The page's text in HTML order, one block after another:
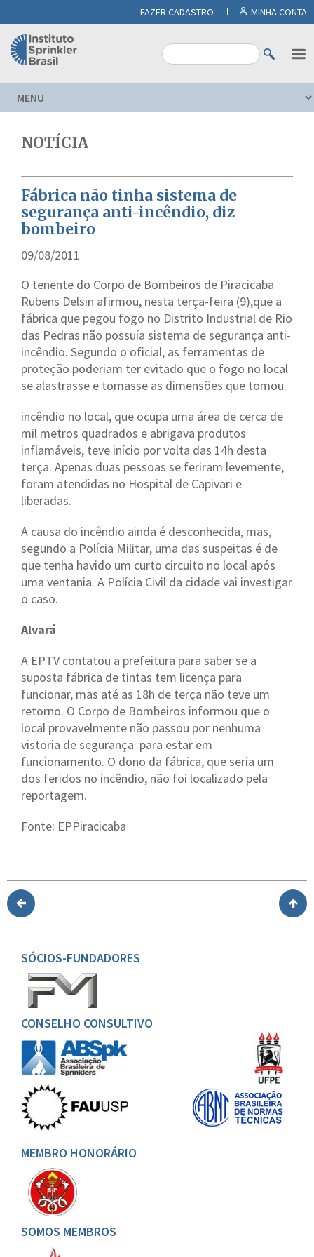
FAZER CADASTRO MINHA CONTA
NOTÍCIA
Fábrica não tinha sistema de
segurança anti-incêndio, diz
bombeiro
09/08/2011
O tenente do Corpo de Bombeiros de Piracicaba
Rubens Delsin afirmou, nesta terça-feira (9),que a
fábrica que pegou fogo no Distrito Industrial de Rio
das Pedras não possuía sistema de segurança anti-
incêndio. Segundo o oficial, as ferramentas de
proteção poderiam ter evitado que o fogo no local
se alastrasse e tomasse as dimensões que tomou.
incêndio no local, que ocupa uma área de cerca de
mil metros quadrados e abrigava produtos
inflamáveis, teve início por volta das 14h desta
terça. Apenas duas pessoas se feriram levemente,
foram atendidas no Hospital de Capivari e
liberadas.
A causa do incêndio ainda é desconhecida, mas,
segundo a Polícia Militar, uma das suspeitas é de
que tenha havido um curto circuito no local após
uma ventania. A Polícia Civil da cidade vai investigar
o caso.
Alvará
A EPTV contatou a prefeitura para saber se a
suposta fábrica de tintas tem licença para
funcionar, mas até as 18h de terça não teve um
retorno. O Corpo de Bombeiros informou que o
local provavelmente não passou por nenhuma
vistoria de segurança para estar em
funcionamento. O dono da fábrica, que seria um
dos feridos no incêndio, não foi localizado pela
reportagem.
Fonte: EPPiracicaba
SÓCIOS-FUNDADORES
CONSELHO CONSULTIVO
MEMBRO HONORÁRIO
SOMOS MEMBROS